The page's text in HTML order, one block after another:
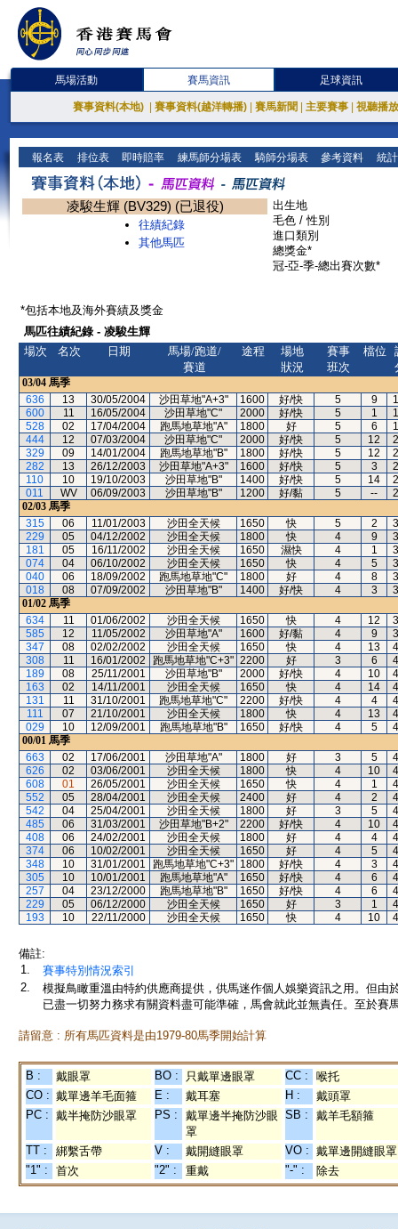
馬場活動 賽馬資訊 足球資訊
賽事資料(本地) 賽事資料(越洋轉播) 賽馬新聞 主要賽事 視聽播
報名表 排位表 即時賠率 練馬師分場表 騎師分場表 參考資料 統
凌駿生輝 (BV329) (已退役)
往績紀錄
其他馬匹
出生地
毛色 / 性別
進口類別
總獎金*
冠-亞-季-總出賽次數*
*包括本地及海外賽績及獎金
馬匹往績紀錄 - 凌駿生輝
場次
名次 日期
馬場/跑道/
賽道
途程
場地
狀況
賽事
班次
檔位
03/04 馬季
636
13 30/05/2004 沙田草地"A+3" 1600 好/快 5 9
600
11 16/05/2004 沙田草地"C" 2000 好/快 5 1
528
02 17/04/2004 跑馬地草地"A" 1800 好 5 6
444
12 07/03/2004 沙田草地"C" 2000 好/快 5 12
329
09 14/01/2004 跑馬地草地"B" 1800 好/快 5 12
282
13 26/12/2003 沙田草地"A+3" 1600 好/快 5 3
110
10 19/10/2003 沙田草地"B" 1400 好/快 5 14
011
WV 06/09/2003 沙田草地"B" 1200 好/黏 5 --
02/03 馬季
315
06 11/01/2003 沙田全天候 1650 快 5 2
229
05 04/12/2002 沙田全天候 1800 快 4 9
181
05 16/11/2002 沙田全天候 1650 濕快 4 1
074
04 06/10/2002 沙田全天候 1650 快 4 5
040
06 18/09/2002 跑馬地草地"C" 1800 好 4 8
018
08 07/09/2002 沙田草地"B" 1400 好/快 4 3
01/02 馬季
634
11 01/06/2002 沙田全天候 1650 快 4 12
585
12 11/05/2002 沙田草地"A" 1600 好/黏 4 9
347
08 02/02/2002 沙田全天候 1650 快 4 13
308
11 16/01/2002 跑馬地草地"C+3" 2200 好 3 6
189
08 25/11/2001 沙田草地"B" 2000 好/快 4 10
163
02 14/11/2001 沙田全天候 1650 快 4 14
131
11 31/10/2001 跑馬地草地"C" 2200 好/快 4 4
111
07 21/10/2001 沙田全天候 1800 快 4 13
029
10 12/09/2001 跑馬地草地"B" 1650 好/快 4 5
00/01 馬季
663
02 17/06/2001 沙田草地"A" 1800 好 3 5
626
02 03/06/2001 沙田全天候 1800 快 4 10
608
01 26/05/2001 沙田全天候 1650 快 4 1
552
05 28/04/2001 沙田全天候 2400 好 4 2
542
04 25/04/2001 沙田全天候 1800 好 3 5
485
06 31/03/2001 沙田草地"B+2" 2200 好/快 4 10
408
06 24/02/2001 沙田全天候 1800 好 4 4
374
06 10/02/2001 沙田全天候 1650 好 4 5
348
10 31/01/2001 跑馬地草地"C+3" 1800 好/快 4 3
305
10 10/01/2001 跑馬地草地"A" 1650 好/快 4 6
257
04 23/12/2000 跑馬地草地"B" 1650 好/快 4 6
229
05 06/12/2000 沙田全天候 1650 好 3 1
193
10 22/11/2000 沙田全天候 1650 快 4 10
備註:
1.
賽事特別情況索引
2.
模擬鳥瞰重溫由特約供應商提供，供馬迷作個人娛樂資訊之用。但
已盡一切努力務求有關資料盡可能準確，馬會就此並無責任。至於賽
請留意 : 所有馬匹資料是由1979-80馬季開始計算
B : 戴眼罩 BO : 只戴單邊眼罩 CC :
喉托
CO : 戴單邊羊毛面箍 E : 戴耳塞 H :
戴頭罩
PC : 戴半掩防沙眼罩 PS :
戴單邊半掩防沙眼
罩
SB : 戴羊毛額箍
TT : 綁繫舌帶 V : 戴開縫眼罩 VO : 戴單邊開縫眼罩
"1" :
首次 "2" : 重戴 "-" : 除去